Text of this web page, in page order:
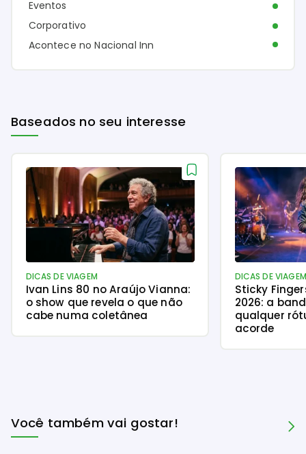
Eventos
Corporativo
Acontece no Nacional Inn
Baseados no seu interesse
DICAS DE VIAGEM
Ivan Lins 80 no Araújo Vianna:
o show que revela o que não
cabe numa coletânea
DICAS DE VIAGEM
Sticky
2026: a
qualquer
acorde
Você também vai gostar!